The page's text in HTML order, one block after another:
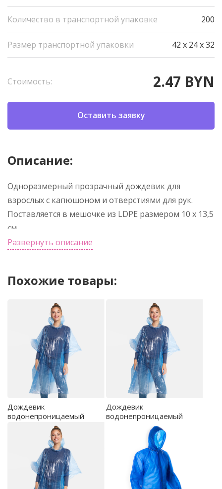
Количество в транспортной упаковке 200
Размер транспортной упаковки 42 x 24 x 32
Стоимость: 2.47 BYN
Оставить заявку
Описание:
Одноразмерный прозрачный дождевик для
взрослых с капюшоном и отверстиями для рук.
Поставляется в мешочке из LDPE размером 10 x 13,5
см.
Развернуть описание
Похожие товары:
Дождевик
водонепроницаемый
SHAKA, Красный -
CB5601S160
Дождевик
водонепроницаемый
SHAKA, Королевский синий
- CB5601S105